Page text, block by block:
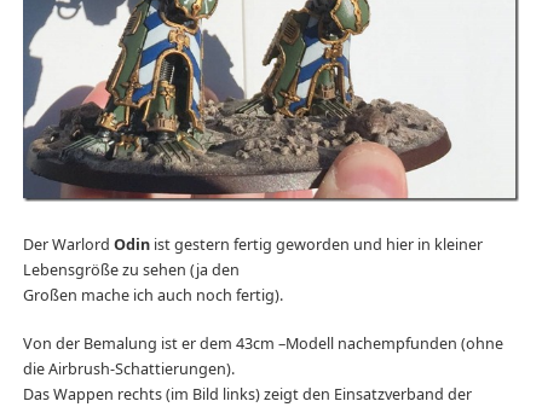
Der Warlord Odinist gestern fertig geworden und hier in kleiner
Lebensgröße zu sehen (ja den
Großen mache ich auch noch fertig).
Von der Bemalung ist er dem 43cm –Modell nachempfunden (ohne
die Airbrush-Schattierungen).
Das Wappen rechts (im Bild links) zeigt den Einsatzverband der